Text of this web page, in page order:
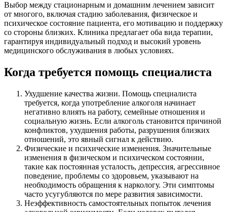
Выбор между стационарным и домашним лечением зависит
от многого, включая стадию заболевания, физическое и
психическое состояние пациента, его мотивацию и поддержку
со стороны близких. Клиника предлагает оба вида терапии,
гарантируя индивидуальный подход и высокий уровень
медицинского обслуживания в любых условиях.
Когда требуется помощь специалиста
Ухудшение качества жизни. Помощь специалиста
требуется, когда употребление алкоголя начинает
негативно влиять на работу, семейные отношения и
социальную жизнь. Если алкоголь становится причиной
конфликтов, ухудшения работы, разрушения близких
отношений, это явный сигнал к действию.
Физические и психические изменения. Значительные
изменения в физическом и психическом состоянии,
такие как постоянная усталость, депрессия, агрессивное
поведение, проблемы со здоровьем, указывают на
необходимость обращения к наркологу. Эти симптомы
часто усугубляются по мере развития зависимости.
Неэффективность самостоятельных попыток лечения